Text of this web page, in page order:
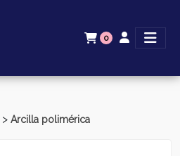
0
> Arcilla polimérica